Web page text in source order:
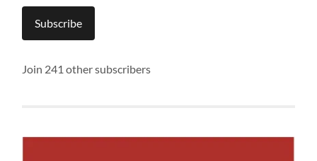
Subscribe
Join 241 other subscribers